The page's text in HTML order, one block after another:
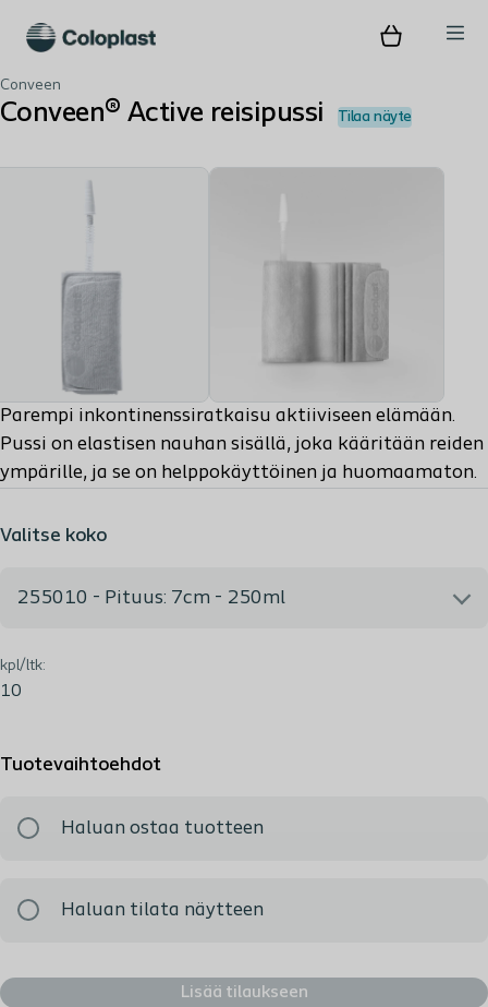
Conveen
Conveen® Active reisipussi Tilaa näyte
Parempi inkontinenssiratkaisu aktiiviseen elämään.
Pussi on elastisen nauhan sisällä, joka kääritään reiden
ympärille, ja se on helppokäyttöinen ja huomaamaton.
Valitse koko
255010 - Pituus: 7cm - 250ml
255010 - Pituus: 7cm - 250ml
kpl/ltk:
10
Tuotevaihtoehdot
Haluan tilata näytteen
Haluan ostaa tuotteen
Lisää tilaukseen